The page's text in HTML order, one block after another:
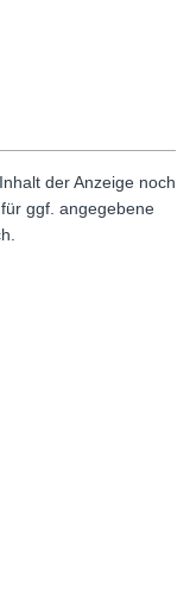
der Anzeige noch
ggf. angegebene